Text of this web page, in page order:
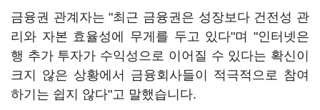
금융권 관계자는 "최근 금융권은 성장보다 건전성 관
리와 자본 효율성에 무게를 두고 있다"며 "인터넷은
행 추가 투자가 수익성으로 이어질 수 있다는 확신이
크지 않은 상황에서 금융회사들이 적극적으로 참여
하기는 쉽지 않다"고 말했습니다.